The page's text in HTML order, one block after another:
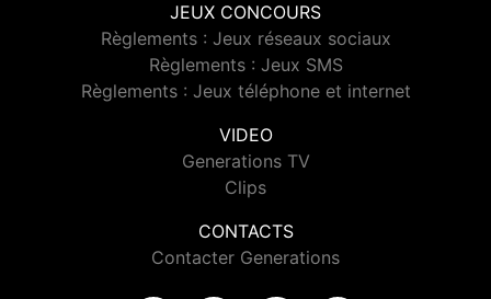
JEUX CONCOURS
Règlements : Jeux réseaux sociaux
Règlements : Jeux SMS
Règlements : Jeux téléphone et internet
VIDEO
Generations TV
Clips
CONTACTS
Contacter Generations